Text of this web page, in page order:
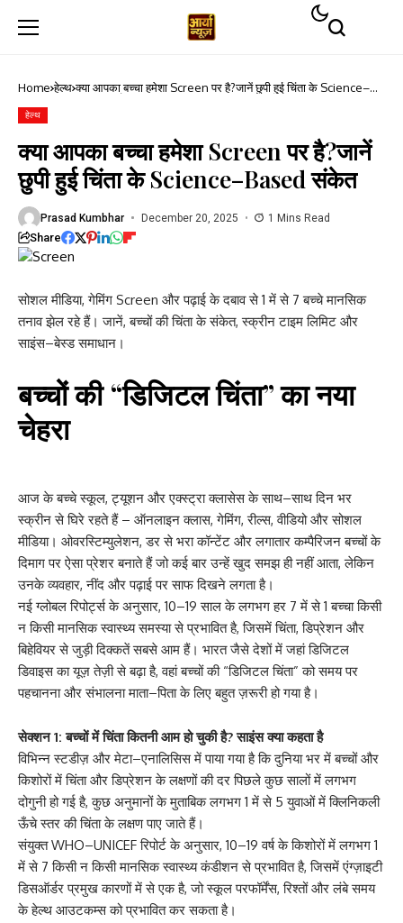
Home हेल्थ क्या आपका बच्चा हमेशा Screen पर है?जानें छुपी हुई चिंता के Science–
हेल्थ
क्या आपका बच्चा हमेशा Screen पर है?जानें
छुपी हुई चिंता के Science–Based संकेत
Prasad Kumbhar December 20, 2025 1 Mins Read
Share
सोशल मीडिया, गेमिंग Screen और पढ़ाई के दबाव से 1 में से 7 बच्चे मानसिक
तनाव झेल रहे हैं। जानें, बच्चों की चिंता के संकेत, स्क्रीन टाइम लिमिट और
साइंस–बेस्ड समाधान।
बच्चों की “डिजिटल चिंता” का नया
चेहरा
आज के बच्चे स्कूल, ट्यूशन और एक्स्ट्रा क्लासेस के साथ–साथ दिन भर
स्क्रीन से घिरे रहते हैं – ऑनलाइन क्लास, गेमिंग, रील्स, वीडियो और सोशल
मीडिया। ओवरस्टिम्युलेशन, डर से भरा कॉन्टेंट और लगातार कम्पैरिजन बच्चों के
दिमाग पर ऐसा प्रेशर बनाते हैं जो कई बार उन्हें खुद समझ ही नहीं आता, लेकिन
उनके व्यवहार, नींद और पढ़ाई पर साफ दिखने लगता है।
नई ग्लोबल रिपोर्ट्स के अनुसार, 10–19 साल के लगभग हर 7 में से 1 बच्चा किसी
न किसी मानसिक स्वास्थ्य समस्या से प्रभावित है, जिसमें चिंता, डिप्रेशन और
बिहेवियर से जुड़ी दिक्कतें सबसे आम हैं। भारत जैसे देशों में जहां डिजिटल
डिवाइस का यूज़ तेज़ी से बढ़ा है, वहां बच्चों की “डिजिटल चिंता” को समय पर
पहचानना और संभालना माता–पिता के लिए बहुत ज़रूरी हो गया है।
सेक्शन 1: बच्चों में चिंता कितनी आम हो चुकी है? साइंस क्या कहता है
विभिन्न स्टडीज़ और मेटा–एनालिसिस में पाया गया है कि दुनिया भर में बच्चों और
किशोरों में चिंता और डिप्रेशन के लक्षणों की दर पिछले कुछ सालों में लगभग
दोगुनी हो गई है, कुछ अनुमानों के मुताबिक लगभग 1 में से 5 युवाओं में क्लिनिकली
ऊँचे स्तर की चिंता के लक्षण पाए जाते हैं।
संयुक्त WHO–UNICEF रिपोर्ट के अनुसार, 10–19 वर्ष के किशोरों में लगभग 1
में से 7 किसी न किसी मानसिक स्वास्थ्य कंडीशन से प्रभावित है, जिसमें एंग्ज़ाइटी
डिसऑर्डर प्रमुख कारणों में से एक है, जो स्कूल परफॉर्मेंस, रिश्तों और लंबे समय
के हेल्थ आउटकम्स को प्रभावित कर सकता है।